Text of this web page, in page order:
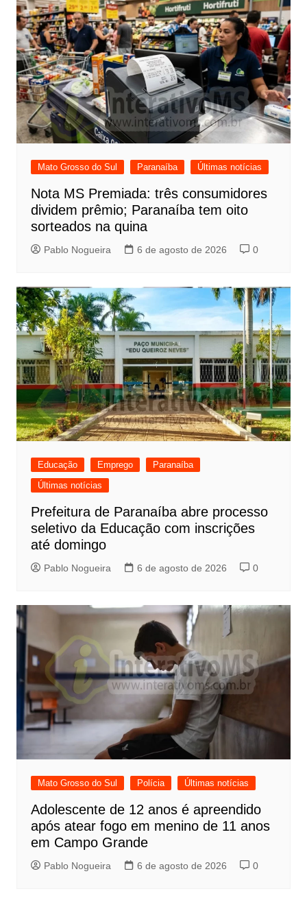
Mato Grosso do Sul Paranaíba Últimas notícias
Nota MS Premiada: três consumidores
dividem prêmio; Paranaíba tem oito
sorteados na quina
Pablo Nogueira 6 de agosto de 2026 0
Educação Emprego
Paranaíba
Últimas notícias
Prefeitura de Paranaíba abre processo
seletivo da Educação com inscrições
até domingo
Pablo Nogueira 6 de agosto de 2026 0
Mato Grosso do Sul Polícia Últimas notícias
Adolescente de 12 anos é apreendido
após atear fogo em menino de 11 anos
em Campo Grande
Pablo Nogueira 6 de agosto de 2026 0